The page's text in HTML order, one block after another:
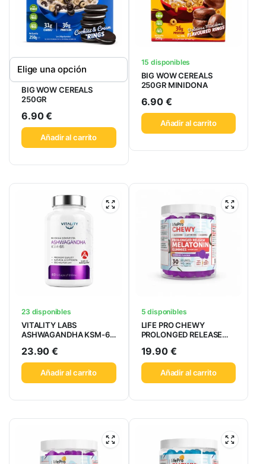
BIG WOW CEREALS
250GR
6.90€
Añadir al carrito
15 disponibles
BIG WOW CEREALS
250GR MINIDONA
6.90 €
Añadir al carrito
23 disponibles
VITALITY LABS
ASHWAGANDHA KSM-66
23.90€
Añadir al carrito
5 disponibles
LIFE PRO CHEWY
PROLONGED RELEASE
19.90 €
Añadir al carrito